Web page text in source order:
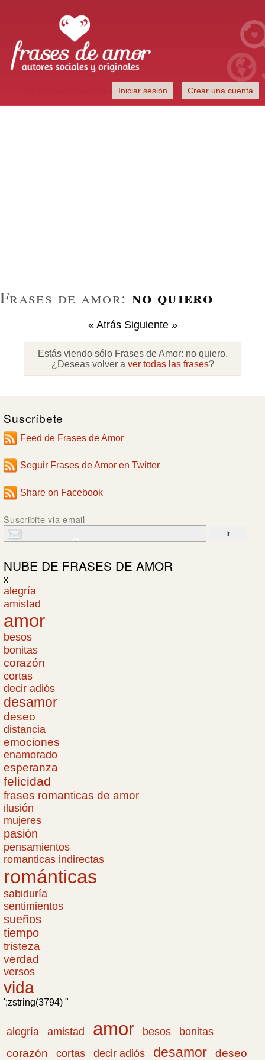
Autores sociales y originales
Iniciar sesión Crear una cuenta
Frases de amor: no quiero
« Atrás Siguiente »
Estás viendo sólo Frases de Amor: no quiero.
¿Deseas volver a ver todas las frases?
Suscríbete
Feed de Frases de Amor
Seguir Frases de Amor en Twitter
Share on Facebook
Suscribite via email
NUBE DE FRASES DE AMOR
x
alegría
amistad
amor
besos
bonitas
corazón
cortas
decir adiós
desamor
deseo
distancia
emociones
enamorado
esperanza
felicidad
frases romanticas de amor
ilusión
mujeres
pasión
pensamientos
romanticas indirectas
románticas
sabiduría
sentimientos
sueños
tiempo
tristeza
verdad
versos
vida
';zstring(3794) "
alegría amistad amor besos
bonitas
corazón
cortas decir adiós desamor deseo